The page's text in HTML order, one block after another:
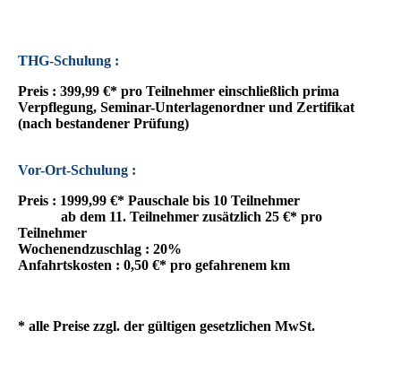
THG-Schulung :
Preis : 399,99 €* pro Teilnehmer einschließlich prima
Verpflegung, Seminar-Unterlagenordner und Zertifikat
(nach bestandener Prüfung)
Vor-Ort-Schulung :
Preis : 1999,99 €* Pauschale bis 10 Teilnehmer
ab dem 11. Teilnehmer zusätzlich 25 €* pro
Teilnehmer
Wochenendzuschlag : 20%
Anfahrtskosten : 0,50 €* pro gefahrenem km
* alle Preise zzgl. der gültigen gesetzlichen MwSt.